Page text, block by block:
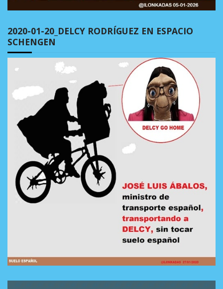
2020-01-20_DELCY RODRÍGUEZ EN ESPACIO
SCHENGEN